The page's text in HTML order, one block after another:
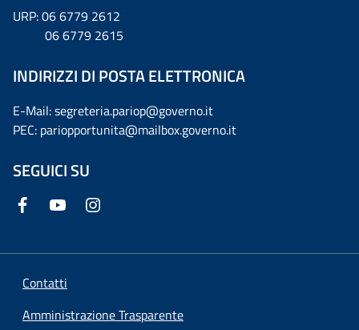
URP: 06 6779 2612
06 6779 2615
INDIRIZZI DI POSTA ELETTRONICA
E-Mail: segreteria.pariop@governo.it
PEC: pariopportunita@mailbox.governo.it
SEGUICI SU
Contatti
Amministrazione Trasparente